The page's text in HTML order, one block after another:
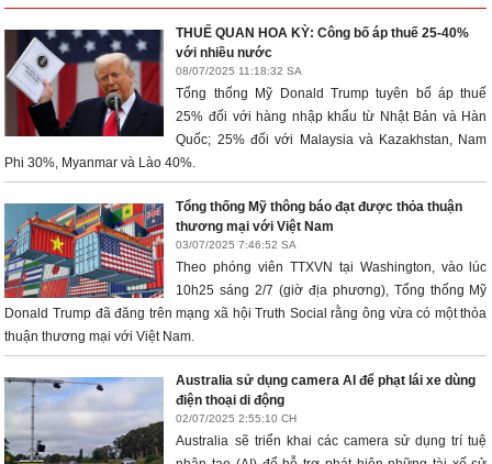
THUẾ QUAN HOA KỲ: Công bố áp thuế 25-40%
với nhiều nước
08/07/2025 11:18:32 SA
Tổng thống Mỹ Donald Trump tuyên bố áp thuế
25% đối với hàng nhập khẩu từ Nhật Bản và Hàn
Quốc; 25% đối với Malaysia và Kazakhstan, Nam
Phi 30%, Myanmar và Lào 40%.
Tổng thống Mỹ thông báo đạt được thỏa thuận
thương mại với Việt Nam
03/07/2025 7:46:52 SA
Theo phóng viên TTXVN tại Washington, vào lúc
10h25 sáng 2/7 (giờ địa phương), Tổng thống Mỹ
Donald Trump đã đăng trên mạng xã hội Truth Social rằng ông vừa có một thỏa
thuận thương mại với Việt Nam.
Australia sử dụng camera AI để phạt lái xe dùng
điện thoại di động
02/07/2025 2:55:10 CH
Australia sẽ triển khai các camera sử dụng trí tuệ